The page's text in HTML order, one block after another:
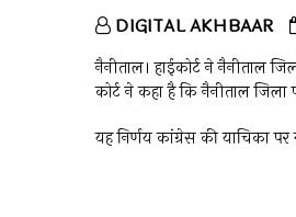
DIGITAL AKHBAAR
नैनीताल। हाईकोर्ट ने नैनीताल
कोर्ट ने कहा है कि नैनीताल जिला
यह निर्णय कांग्रेस की याचिका